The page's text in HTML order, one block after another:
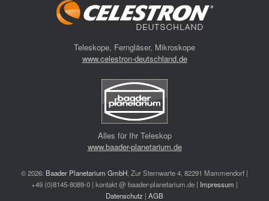
Teleskope, Ferngläser, Mikroskope
www.celestron-deutschland.de
Alles für Ihr Teleskop
www.baader-planetarium.de
© 2026: Baader Planetarium GmbH , Zur Sternwarte 4, 82291 Mammendorf |
+49 (0)8145-8089-0 | kontakt @ baader-planetarium.de | Impressum |
Datenschutz | AGB